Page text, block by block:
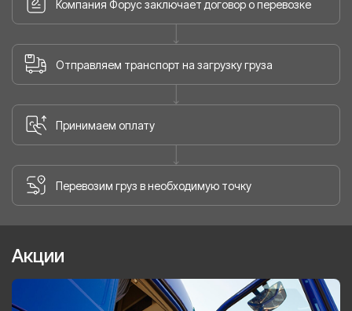
Компания Форус заключает договор о перевозке
Отправляем транспорт на загрузку груза
Принимаем оплату
Перевозим груз в необходимую точку
Акции